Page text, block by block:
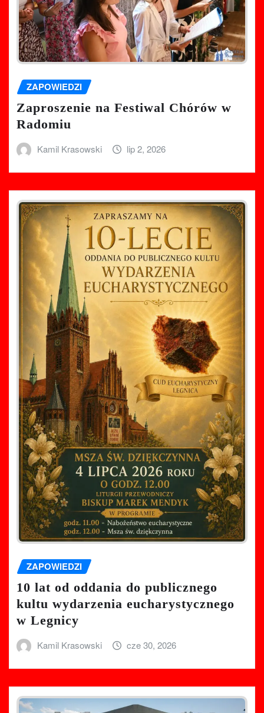
ZAPOWIEDZI
Zaproszenie na Festiwal Chórów w
Radomiu
Kamil Krasowski lip 2, 2026
ZAPOWIEDZI
10 lat od oddania do publicznego
kultu wydarzenia eucharystycznego
w Legnicy
Kamil Krasowski cze 30, 2026